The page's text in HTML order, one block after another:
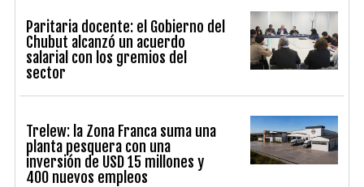
Paritaria docente: el Gobierno del
Chubut alcanzó un acuerdo
salarial con los gremios del
sector
Trelew: la Zona Franca suma una
planta pesquera con una
inversión de USD 15 millones y
400 nuevos empleos